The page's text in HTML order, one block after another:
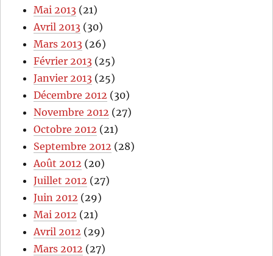
Mai 2013 (21)
Avril 2013 (30)
Mars 2013 (26)
Février 2013 (25)
Janvier 2013 (25)
Décembre 2012 (30)
Novembre 2012 (27)
Octobre 2012 (21)
Septembre 2012 (28)
Août 2012 (20)
Juillet 2012 (27)
Juin 2012 (29)
Mai 2012 (21)
Avril 2012 (29)
Mars 2012 (27)